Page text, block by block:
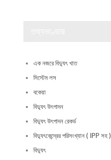
এক নজরে বিদ্যুৎ খাত
সিস্টেম লস
বকেয়া
বিদ্যুৎ উৎপাদন
বিদ্যুৎ উৎপাদন রেকর্ড
বিদ্যুৎকেন্দ্রের পরিসংখ্যান ( IPP সহ )
বিদ্যুৎ